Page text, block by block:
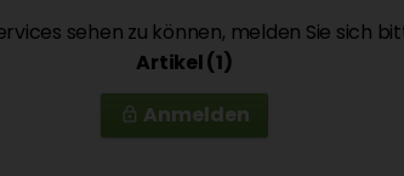
sehen zu können, melden Sie sich
Artikel (1)
lock_outline Anmelden